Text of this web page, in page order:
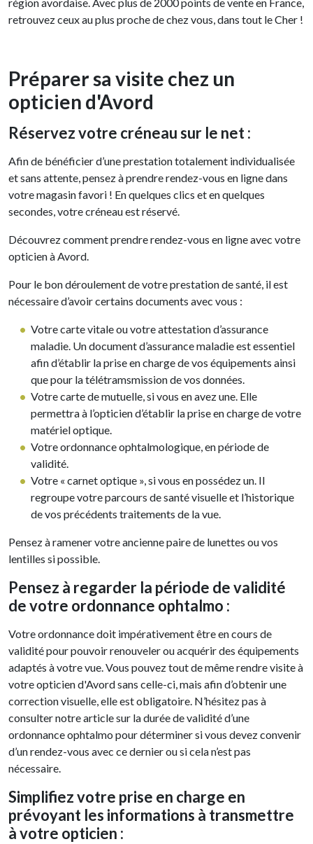
région avordaise. Avec plus de 2000 points de vente en France,
retrouvez ceux au plus proche de chez vous, dans tout le Cher !
Préparer sa visite chez un
opticien d'Avord
Réservez votre créneau sur le net :
Afin de bénéficier d’une prestation totalement individualisée
et sans attente, pensez à prendre rendez-vous en ligne dans
votre magasin favori ! En quelques clics et en quelques
secondes, votre créneau est réservé.
Découvrez comment prendre rendez-vous en ligne avec votre
opticien à Avord.
Pour le bon déroulement de votre prestation de santé, il est
nécessaire d’avoir certains documents avec vous :
Votre carte vitale ou votre attestation d’assurance
maladie. Un document d’assurance maladie est essentiel
afin d’établir la prise en charge de vos équipements ainsi
que pour la télétramsmission de vos données.
Votre carte de mutuelle, si vous en avez une. Elle
permettra à l’opticien d’établir la prise en charge de votre
matériel optique.
Votre ordonnance ophtalmologique, en période de
validité.
Votre « carnet optique », si vous en possédez un. Il
regroupe votre parcours de santé visuelle et l’historique
de vos précédents traitements de la vue.
Pensez à ramener votre ancienne paire de lunettes ou vos
lentilles si possible.
Pensez à regarder la période de validité
de votre ordonnance ophtalmo :
Votre ordonnance doit impérativement être en cours de
validité pour pouvoir renouveler ou acquérir des équipements
adaptés à votre vue. Vous pouvez tout de même rendre visite à
votre opticien d'Avord sans celle-ci, mais afin d’obtenir une
correction visuelle, elle est obligatoire. N’hésitez pas à
consulter notre article sur la durée de validité d’une
ordonnance ophtalmo pour déterminer si vous devez convenir
d’un rendez-vous avec ce dernier ou si cela n’est pas
nécessaire.
Simplifiez votre prise en charge en
prévoyant les informations à transmettre
à votre opticien :